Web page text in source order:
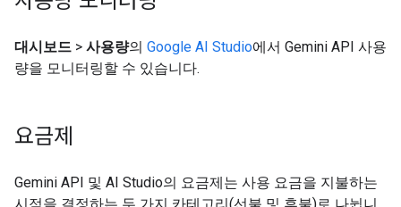
대시보드 > 사용량의 Google AI Studio에서 Gemini API 사용
량을 모니터링할 수 있습니다.
요금제
Gemini API 및 AI Studio의 요금제는 사용 요금을 지불하는
시점을 결정하는 두 가지 카테고리(선불 및 후불)로 나뉩니